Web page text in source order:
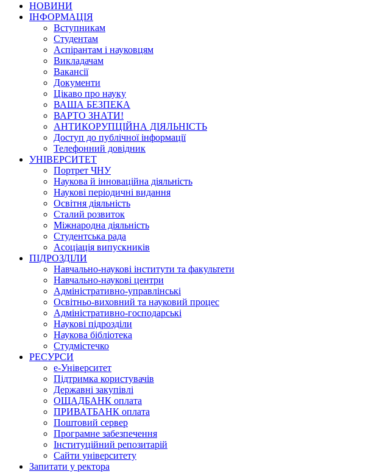
НОВИНИ
ІНФОРМАЦІЯ
Вступникам
Студентам
Аспірантам і науковцям
Викладачам
Вакансії
Документи
Цікаво про науку
ВАША БЕЗПЕКА
ВАРТО ЗНАТИ!
АНТИКОРУПЦІЙНА ДІЯЛЬНІСТЬ
Доступ до публічної інформації
Телефонний довідник
УНІВЕРСИТЕТ
Портрет ЧНУ
Наукова й інноваційна діяльність
Наукові періодичні видання
Освітня діяльність
Сталий розвиток
Міжнародна діяльність
Студентська рада
Асоціація випускників
ПІДРОЗДІЛИ
Навчально-наукові інститути та факультети
Навчально-наукові центри
Адміністративно-управлінські
Освітньо-виховний та науковий процес
Адміністративно-господарські
Наукові підрозділи
Наукова бібліотека
Студмістечко
РЕСУРСИ
е-Університет
Підтримка користувачів
Державні закупівлі
ОЩАДБАНК оплата
ПРИВАТБАНК оплата
Поштовий сервер
Програмне забезпечення
Інституційний репозитарій
Сайти університету
Запитати у ректора